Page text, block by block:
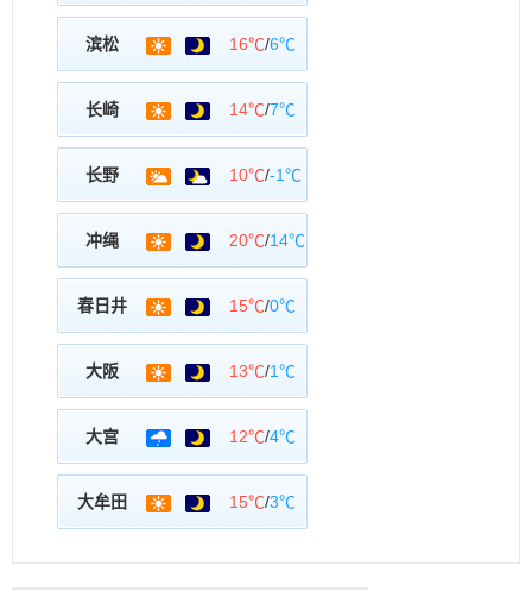
滨松 16℃/6℃
长崎 14℃/7℃
长野 10℃/-1℃
冲绳 20℃/14℃
春日井 15℃/0℃
大阪 13℃/1℃
大宫 12℃/4℃
大牟田 15℃/3℃